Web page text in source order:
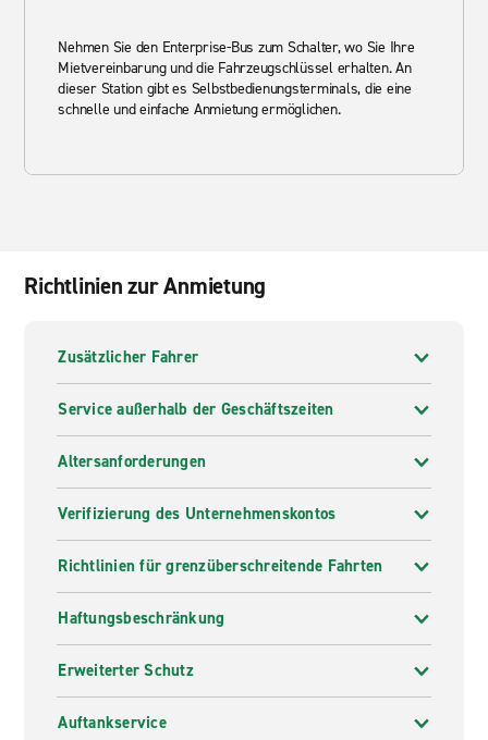
Nehmen Sie den Enterprise-Bus zum Schalter, wo Sie Ihre
Mietvereinbarung und die Fahrzeugschlüssel erhalten. An
dieser Station gibt es Selbstbedienungsterminals, die eine
schnelle und einfache Anmietung ermöglichen.
Richtlinien zur Anmietung
Zusätzlicher Fahrer
Service außerhalb der Geschäftszeiten
Altersanforderungen
Verifizierung des Unternehmenskontos
Richtlinien für grenzüberschreitende Fahrten
Haftungsbeschränkung
Erweiterter Schutz
Auftankservice